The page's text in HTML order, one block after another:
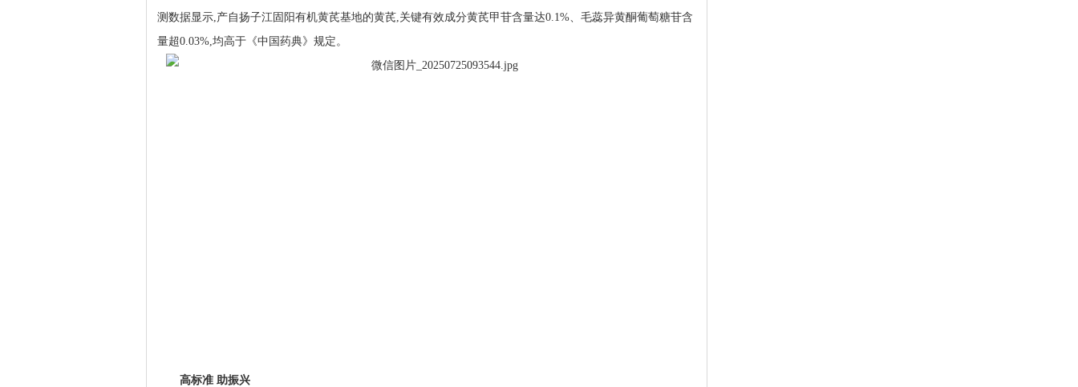
测数据显示,产自扬子江固阳有机黄芪基地的黄芪,关键有效成分黄芪甲苷含量达0.1%、毛蕊异黄酮葡萄糖苷含
量超0.03%,均高于《中国药典》规定。
高标准 助振兴